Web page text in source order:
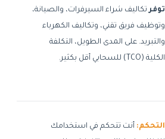
توفرتكاليف شراء السيرفرات، والصيانة،
وتوظيف فريق تقني، وتكاليف الكهرباء
والتبريد. على المدى الطويل، التكلفة
الكلية (TCO) للسحابي أقل بكثير.
التحكم: أنت تتحكم في استخدامك